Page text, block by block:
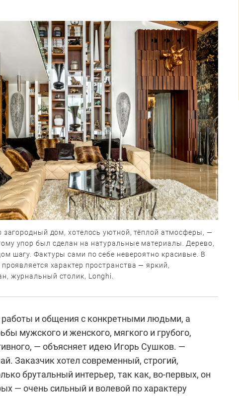
загородный дом, хотелось уютной, тёплой атмосферы, —
упор был сделан на натуральные материалы. Дерево,
шагу. Фактуры сами по себе невероятно красивые. В
характер пространства — яркий,
журнальный столик, Longhi.
работы и общения с конкретными людьми, а
мужского и женского, мягкого и грубого,
— объясняет идею Игорь Сушков. —
Заказчик хотел современный, строгий,
брутальный интерьер, так как, во‑первых, он
— очень сильный и волевой по характеру